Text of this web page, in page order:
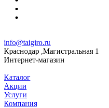
info@taigiro.ru
Краснодар ,Магистральная 1
Интернет-магазин
Каталог
Акции
Услуги
Компания